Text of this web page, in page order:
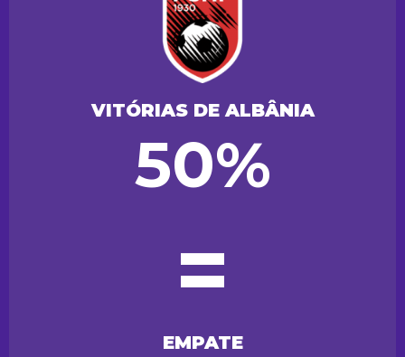
VITÓRIAS DE ALBÂNIA
50%
=
EMPATE